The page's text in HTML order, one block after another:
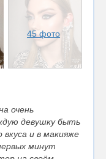
45 фото
очень
девушку быть
и в макияже
минут